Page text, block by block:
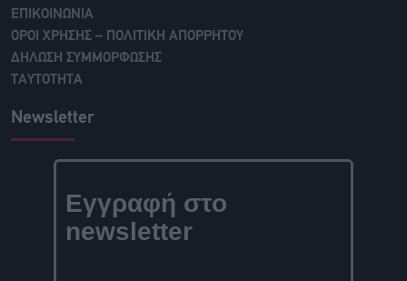
ΕΠΙΚΟΙΝΩΝΙΑ
ΟΡΟΙ ΧΡΗΣΗΣ – ΠΟΛΙΤΙΚΗ ΑΠΟΡΡΗΤΟΥ
ΔΗΛΩΣΗ ΣΥΜΜΟΡΦΩΣΗΣ
ΤΑΥΤΟΤΗΤΑ
Newsletter
Εγγραφή στο
newsletter